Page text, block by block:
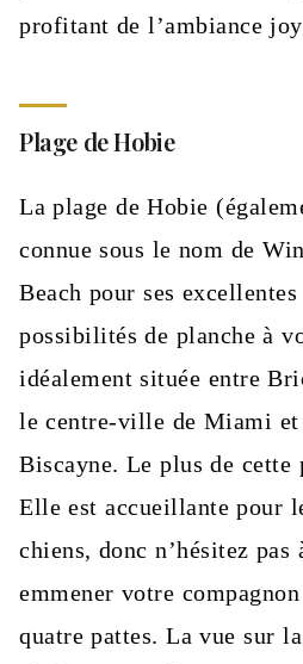
profitant de l’ambiance
Plage de Hobie
La plage de Hobie
connue sous le nom de
Beach pour ses excellentes
possibilités de planche à
idéalement située entre
le centre-ville de Miami
Biscayne. Le plus de cette
Elle est accueillante pour
chiens, donc n’hésitez pas
emmener votre compagnon
quatre pattes. La vue sur la